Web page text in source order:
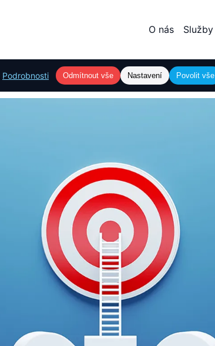
O nás Služby
Podrobnosti Odmítnout vše Nastavení Povolit vše